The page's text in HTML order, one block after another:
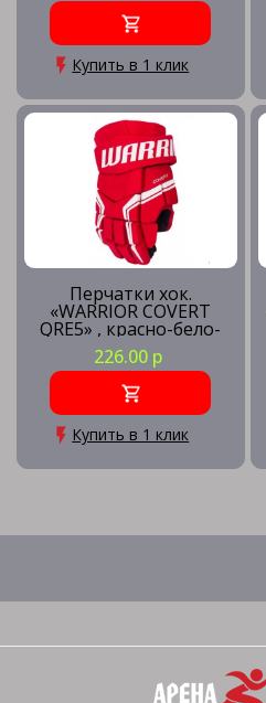
Купить в 1 клик
Перчатки хок.
«WARRIOR COVERT
QRE5» , красно-бело-
черный
226.00 р
Купить в 1 клик